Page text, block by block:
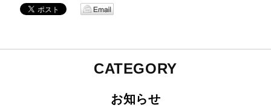
CATEGORY
お知らせ